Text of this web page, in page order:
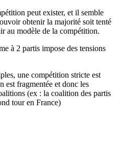
peut exister, et il semble
obtenir la majorité soit tenté
au modèle de la compétition.
à 2 partis impose des tensions
une compétition stricte est
est fragmentée et donc les
(ex : la coalition des partis
tour en France)